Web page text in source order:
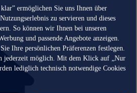
ermöglichen Sie uns Ihnen über
zu servieren und dieses
So können wir Ihnen bei unseren
und passende Angebote anzeigen.
Ihre persönlichen Präferenzen festlegen.
jederzeit möglich. Mit dem Klick auf „Nur
lediglich technisch notwendige Cookies